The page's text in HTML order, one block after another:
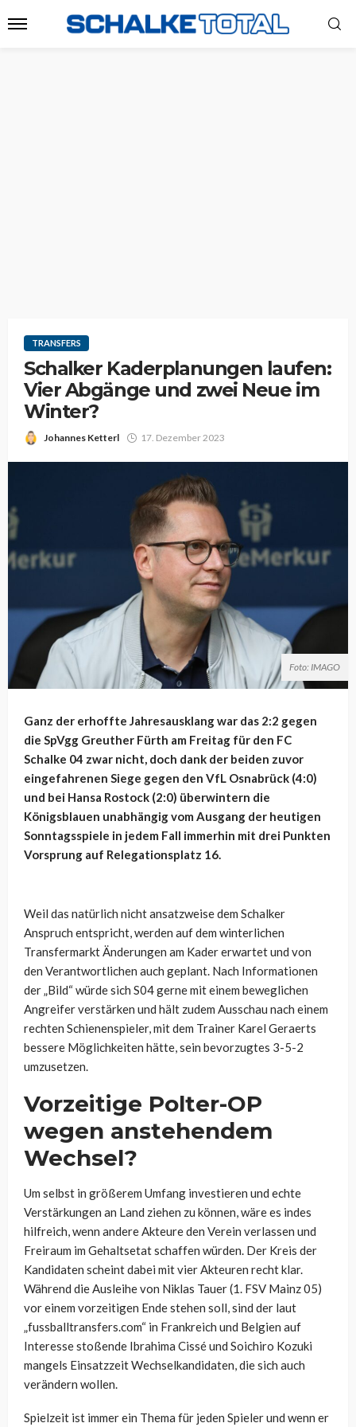
TRANSFERS
Schalker Kaderplanungen laufen:
Vier Abgänge und zwei Neue im
Winter?
Johannes Ketterl 17. Dezember 2023
Foto: IMAGO
Ganz der erhoffte Jahresausklang war das 2:2 gegen
die SpVgg Greuther Fürth am Freitag für den FC
Schalke 04 zwar nicht, doch dank der beiden zuvor
eingefahrenen Siege gegen den VfL Osnabrück (4:0)
und bei Hansa Rostock (2:0) überwintern die
Königsblauen unabhängig vom Ausgang der heutigen
Sonntagsspiele in jedem Fall immerhin mit drei Punkten
Vorsprung auf Relegationsplatz 16.
Weil das natürlich nicht ansatzweise dem Schalker
Anspruch entspricht, werden auf dem winterlichen
Transfermarkt Änderungen am Kader erwartet und von
den Verantwortlichen auch geplant. Nach Informationen
der „Bild“ würde sich S04 gerne mit einem beweglichen
Angreifer verstärken und hält zudem Ausschau nach einem
rechten Schienenspieler, mit dem Trainer Karel Geraerts
bessere Möglichkeiten hätte, sein bevorzugtes 3-5-2
umzusetzen.
Vorzeitige Polter-OP
wegen anstehendem
Wechsel?
Um selbst in größerem Umfang investieren und echte
Verstärkungen an Land ziehen zu können, wäre es indes
hilfreich, wenn andere Akteure den Verein verlassen und
Freiraum im Gehaltsetat schaffen würden. Der Kreis der
Kandidaten scheint dabei mit vier Akteuren recht klar.
Während die Ausleihe von Niklas Tauer (1. FSV Mainz 05)
vor einem vorzeitigen Ende stehen soll, sind der laut
„fussballtransfers.com“ in Frankreich und Belgien auf
Interesse stoßende Ibrahima Cissé und Soichiro Kozuki
mangels Einsatzzeit Wechselkandidaten, die sich auch
verändern wollen.
Spielzeit ist immer ein Thema für jeden Spieler und wenn er